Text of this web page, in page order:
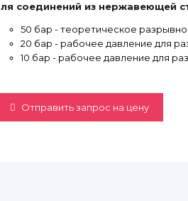
соединений из нержавеющей
50 бар - теоретическое
20 бар - рабочее давление для
10 бар - рабочее давление для
Отправить запрос на цену